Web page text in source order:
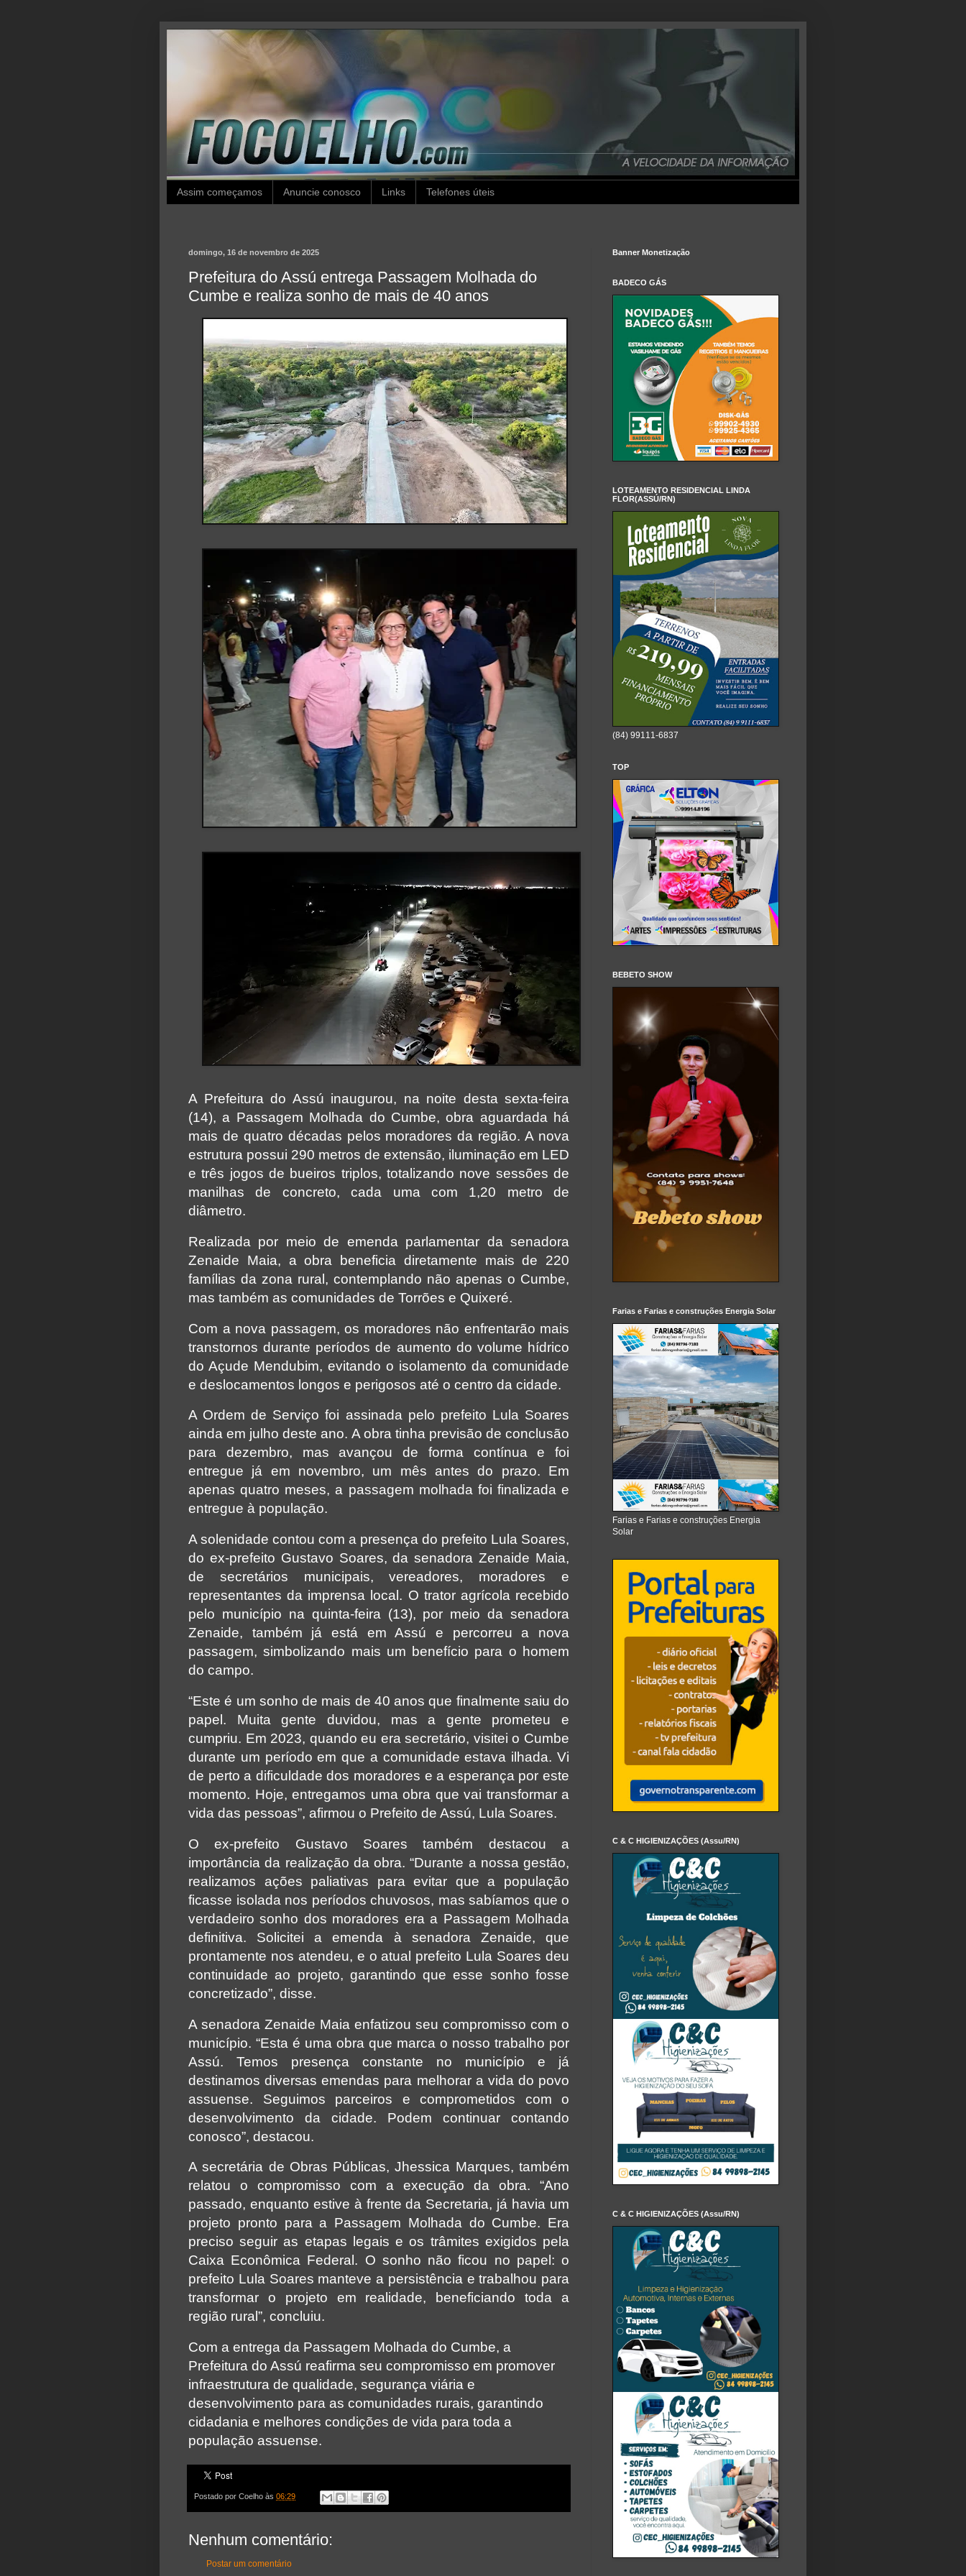
Assim começamos Anuncie conosco Links Telefones úteis
domingo, 16 de novembro de 2025
Prefeitura do Assú entrega Passagem Molhada do
Cumbe e realiza sonho de mais de 40 anos
A Prefeitura do Assú inaugurou, na noite desta sexta-feira
(14), a Passagem Molhada do Cumbe, obra aguardada há
mais de quatro décadas pelos moradores da região. A nova
estrutura possui 290 metros de extensão, iluminação em LED
e três jogos de bueiros triplos, totalizando nove sessões de
manilhas de concreto, cada uma com 1,20 metro de
diâmetro.
Realizada por meio de emenda parlamentar da senadora
Zenaide Maia, a obra beneficia diretamente mais de 220
famílias da zona rural, contemplando não apenas o Cumbe,
mas também as comunidades de Torrões e Quixeré.
Com a nova passagem, os moradores não enfrentarão mais
transtornos durante períodos de aumento do volume hídrico
do Açude Mendubim, evitando o isolamento da comunidade
e deslocamentos longos e perigosos até o centro da cidade.
A Ordem de Serviço foi assinada pelo prefeito Lula Soares
ainda em julho deste ano. A obra tinha previsão de conclusão
para dezembro, mas avançou de forma contínua e foi
entregue já em novembro, um mês antes do prazo. Em
apenas quatro meses, a passagem molhada foi finalizada e
entregue à população.
A solenidade contou com a presença do prefeito Lula Soares,
do ex-prefeito Gustavo Soares, da senadora Zenaide Maia,
de secretários municipais, vereadores, moradores e
representantes da imprensa local. O trator agrícola recebido
pelo município na quinta-feira (13), por meio da senadora
Zenaide, também já está em Assú e percorreu a nova
passagem, simbolizando mais um benefício para o homem
do campo.
“Este é um sonho de mais de 40 anos que finalmente saiu do
papel. Muita gente duvidou, mas a gente prometeu e
cumpriu. Em 2023, quando eu era secretário, visitei o Cumbe
durante um período em que a comunidade estava ilhada. Vi
de perto a dificuldade dos moradores e a esperança por este
momento. Hoje, entregamos uma obra que vai transformar a
vida das pessoas”, afirmou o Prefeito de Assú, Lula Soares.
O ex-prefeito Gustavo Soares também destacou a
importância da realização da obra. “Durante a nossa gestão,
realizamos ações paliativas para evitar que a população
ficasse isolada nos períodos chuvosos, mas sabíamos que o
verdadeiro sonho dos moradores era a Passagem Molhada
definitiva. Solicitei a emenda à senadora Zenaide, que
prontamente nos atendeu, e o atual prefeito Lula Soares deu
continuidade ao projeto, garantindo que esse sonho fosse
concretizado”, disse.
A senadora Zenaide Maia enfatizou seu compromisso com o
município. “Esta é uma obra que marca o nosso trabalho por
Assú. Temos presença constante no município e já
destinamos diversas emendas para melhorar a vida do povo
assuense. Seguimos parceiros e comprometidos com o
desenvolvimento da cidade. Podem continuar contando
conosco”, destacou.
A secretária de Obras Públicas, Jhessica Marques, também
relatou o compromisso com a execução da obra. “Ano
passado, enquanto estive à frente da Secretaria, já havia um
projeto pronto para a Passagem Molhada do Cumbe. Era
preciso seguir as etapas legais e os trâmites exigidos pela
Caixa Econômica Federal. O sonho não ficou no papel: o
prefeito Lula Soares manteve a persistência e trabalhou para
transformar o projeto em realidade, beneficiando toda a
região rural”, concluiu.
Com a entrega da Passagem Molhada do Cumbe, a
Prefeitura do Assú reafirma seu compromisso em promover
infraestrutura de qualidade, segurança viária e
desenvolvimento para as comunidades rurais, garantindo
cidadania e melhores condições de vida para toda a
população assuense.
Postado por Coelho às 06:29
Nenhum comentário:
Postar um comentário
Banner Monetização
BADECO GÁS
LOTEAMENTO RESIDENCIAL LINDA
FLOR(ASSÚ/RN)
(84) 99111-6837
TOP
BEBETO SHOW
Farias e Farias e construções Energia Solar
Farias e Farias e construções Energia
Solar
C & C HIGIENIZAÇÕES (Assu/RN)
C & C HIGIENIZAÇÕES (Assu/RN)